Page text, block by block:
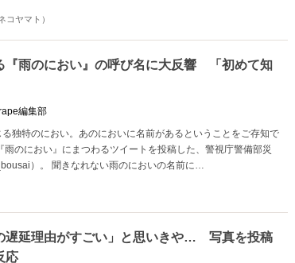
コヤマト）
『雨のにおい』の呼び名に大反響 「初めて知
編集部
独特のにおい。あのにおいに名前があるということをご存知で
雨のにおい』にまつわるツイートを投稿した、警視庁警備部災
）。 聞きなれない雨のにおいの名前に…
遅延理由がすごい」と思いきや… 写真を投稿
応